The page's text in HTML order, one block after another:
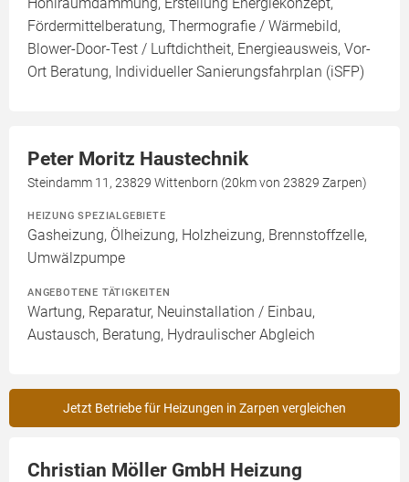
Fördermittelberatung, Thermografie / Wärmebild,
Blower-Door-Test / Luftdichtheit, Energieausweis, Vor-
Ort Beratung, Individueller Sanierungsfahrplan (iSFP)
Peter Moritz Haustechnik
Steindamm 11, 23829 Wittenborn (20km von 23829 Zarpen)
HEIZUNG SPEZIALGEBIETE
Gasheizung, Ölheizung, Holzheizung, Brennstoffzelle,
Umwälzpumpe
ANGEBOTENE TÄTIGKEITEN
Wartung, Reparatur, Neuinstallation / Einbau,
Austausch, Beratung, Hydraulischer Abgleich
Jetzt Betriebe für Heizungen in Zarpen vergleichen
Christian Möller GmbH Heizung